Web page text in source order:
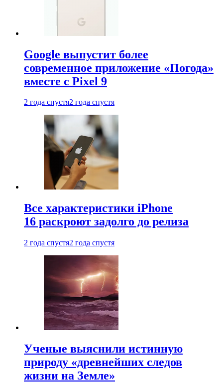
Google выпустит более
современное приложение «Погода»
вместе с Pixel 9
2 года спустя2 года спустя
Все характеристики iPhone
16 раскроют задолго до релиза
2 года спустя2 года спустя
Ученые выяснили истинную
природу «древнейших следов
жизни на Земле»